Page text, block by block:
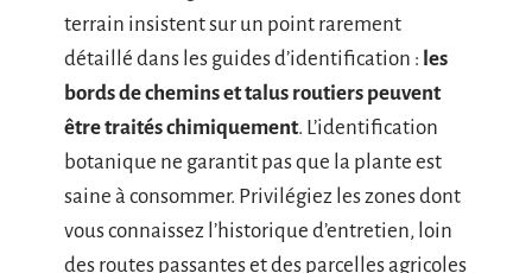
terrain insistent sur un point rarement
détaillé dans les guides d’identification : les
bords de chemins et talus routiers peuvent
être traités chimiquement. L’identification
botanique ne garantit pas que la plante est
saine à consommer. Privilégiez les zones dont
vous connaissez l’historique d’entretien, loin
des routes passantes et des parcelles agricoles